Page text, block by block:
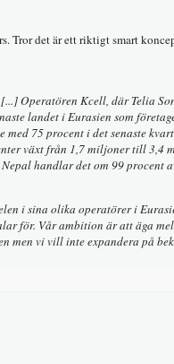
Tror det är ett riktigt smart
Operatören Kcell, där Telia
landet i Eurasien som
75 procent i det senaste
växt från 1,7 miljoner till 3,4
handlar det om 99 procent
i sina olika operatörer i
för. Vår ambition är att äga
men vi vill inte expandera på